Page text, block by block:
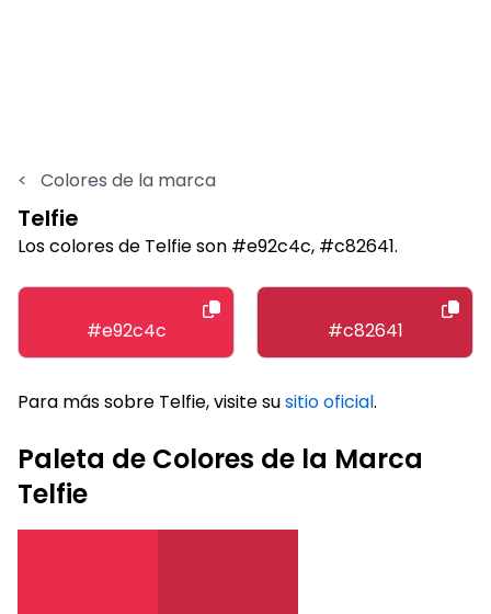
< Colores de la marca
Telfie
Los colores de Telfie son #e92c4c, #c82641.
#e92c4c #c82641
Para más sobre Telfie, visite susitio oficial.
Paleta de Colores de la Marca
Telfie